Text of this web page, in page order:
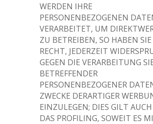
WERDEN IHRE
PERSONENBEZOGENEN
VERARBEITET, UM
ZU BETREIBEN, SO HABEN SIE
RECHT, JEDERZEIT
GEGEN DIE VERARBEITUNG
BETREFFENDER
PERSONENBEZOGENER
ZWECKE DERARTIGER
EINZULEGEN; DIES GILT
DAS PROFILING, SOWEIT ES